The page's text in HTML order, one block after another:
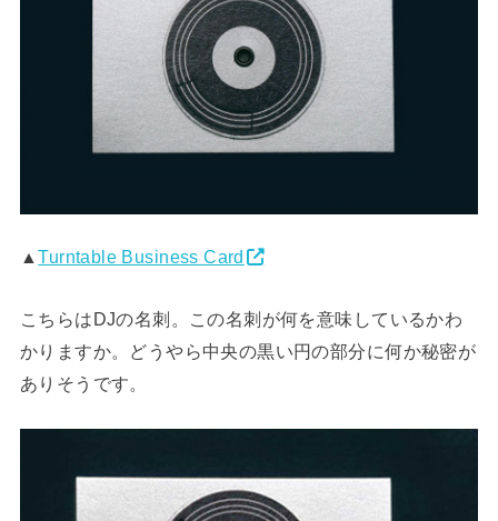
▲Turntable Business Card
こちらはDJの名刺。この名刺が何を意味しているかわ
かりますか。どうやら中央の黒い円の部分に何か秘密が
ありそうです。